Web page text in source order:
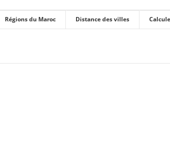
Régions du Maroc Distance des villes